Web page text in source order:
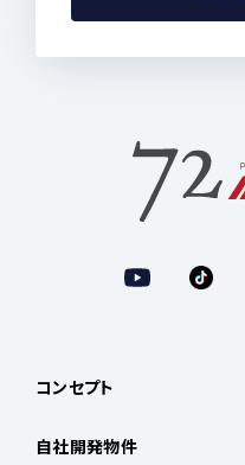
コンセプト
自社開発物件